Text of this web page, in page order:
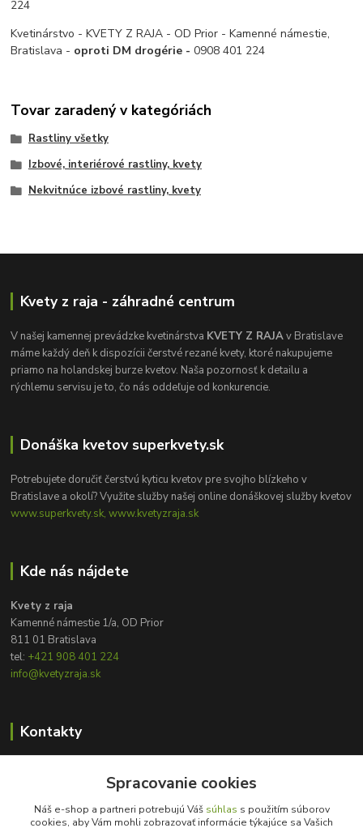
224
Kvetinárstvo - KVETY Z RAJA - OD Prior - Kamenné námestie,
Bratislava - oproti DM drogérie -0908 401 224
Tovar zaradený v kategóriách
Rastliny všetky
Izbové, interiérové rastliny, kvety
Nekvitnúce izbové rastliny, kvety
Kvety z raja - záhradné centrum
V našej kamennej prevádzke kvetinárstva KVETY Z RAJAv Bratislave
máme každý deň k dispozícii čerstvé rezané kvety, ktoré nakupujeme
priamo na holandskej burze kvetov. Naša pozornosť k detailu a
rýchlemu servisu je to, čo nás oddeľuje od konkurencie.
Donáška kvetov superkvety.sk
Potrebujete doručiť čerstvú kyticu kvetov pre svojho blízkeho v
Bratislave a okolí? Využite služby našej online donáškovej služby kvetov
www.superkvety.sk, www.kvetyzraja.sk
Kde nás nájdete
Kvety z raja
Kamenné námestie 1/a, OD Prior
811 01 Bratislava
tel: +421 908 401 224
info@kvetyzraja.sk
Kontakty
+421 908 401 224
Spracovanie cookies
Náš e-shop a partneri potrebujú Váš súhlas s použitím súborov
cookies, aby Vám mohli zobrazovať informácie týkajúce sa Vašich